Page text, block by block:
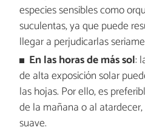
especies sensibles como
suculentas, ya que puede
llegar a perjudicarlas
En las horas de más sol:
de alta exposición solar
las hojas. Por ello, es
de la mañana o al
suave.